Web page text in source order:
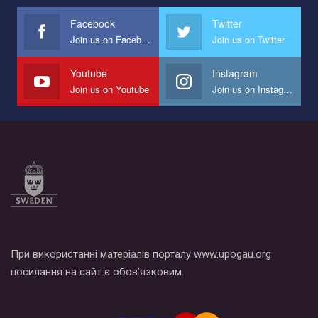
представляющий программу развития организации.
Мы просим вас поддержать нас и помочь нам реализовать
наш план по борьбе с насилием и дискриминацией на почве
СОГИ в Украине.
Все, что вам нужно сделать - это зайти на наш канал YouTube
по этой ссылке и поставить лайк под видео.
Facebook
Join us on Facebook
Twitter
Join us on Twitter
Youtube
Join us on Youtube
Instagram
Join us on Instagram
При використанні матеріалів порталу www.upogau.org
посилання на сайт є обов’язковим.